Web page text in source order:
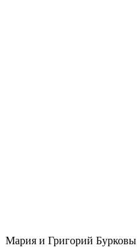
Мария и Григорий Бурковы